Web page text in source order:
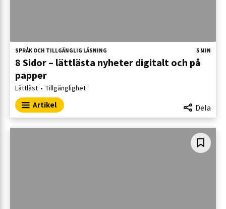
SPRÅK OCH TILLGÄNGLIG LÄSNING 5 MIN
8 Sidor – lättlästa nyheter digitalt och på
papper
Lättläst Tillgänglighet
Artikel Dela